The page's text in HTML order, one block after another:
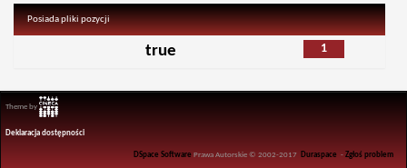
Posiada pliki pozycji
1
true
Theme by
Deklaracja dostępności
DSpace Software Prawa Autorskie © 2002-2017 Duraspace -Zgłoś problem